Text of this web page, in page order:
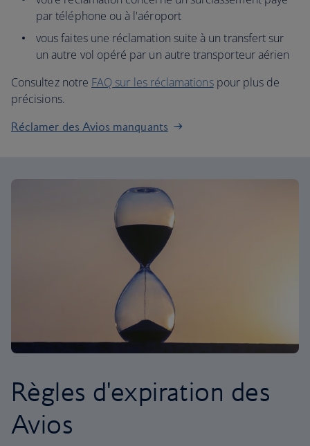
par téléphone ou à l'aéroport
vous faites une réclamation suite à un transfert sur
un autre vol opéré par un autre transporteur aérien
Consultez notre FAQ sur les réclamationspour plus de
précisions.
Réclamer des Avios manquants
Règles d'expiration des
Avios